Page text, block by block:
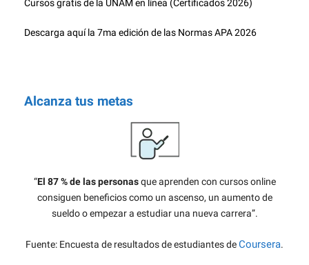
Cursos gratis de la UNAM en línea (Certificados 2026)
Descarga aquí la 7ma edición de las Normas APA 2026
Alcanza tus metas
“El 87 % de las personasque aprenden con cursos online
consiguen beneficios como un ascenso, un aumento de
sueldo o empezar a estudiar una nueva carrera”.
Fuente: Encuesta de resultados de estudiantes deCoursera.